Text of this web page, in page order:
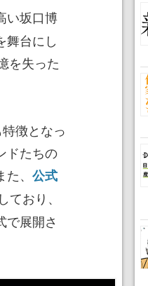
い坂口博
舞台にし
を失った
徴となっ
ドたちの
、 公式
おり、
で展開さ